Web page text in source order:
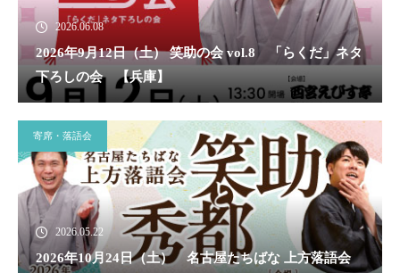
2026.06.08
2026年9月12日（土） 笑助の会 vol.8 「らくだ」ネタ
下ろしの会 【兵庫】
寄席・落語会
2026.05.22
2026年10月24日（土） 名古屋たちばな 上方落語会